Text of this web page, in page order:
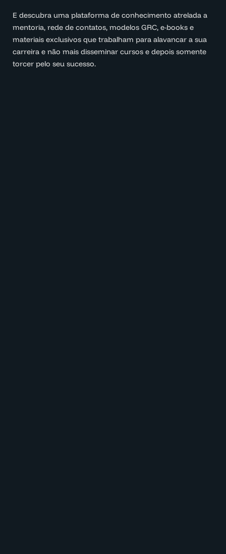
E descubra uma plataforma de conhecimento atrelada a
mentoria, rede de contatos, modelos GRC, e-books e
materiais exclusivos que trabalham para alavancar a sua
carreira e não mais disseminar cursos e depois somente
torcer pelo seu sucesso.